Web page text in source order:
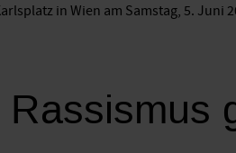
in Wien am Samstag, 5. Juni
Rassismus